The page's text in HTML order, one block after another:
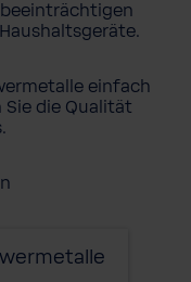
einfach
Sie die Qualität